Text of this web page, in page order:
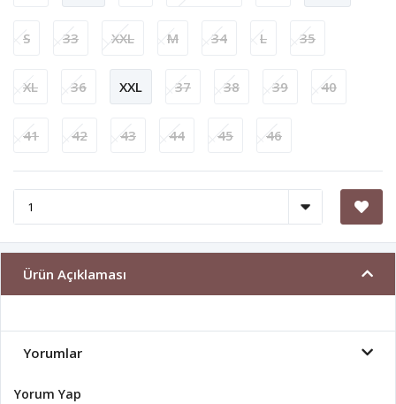
S 33 XXL M 34 L 35
XL 36 XXL 37 38 39 40
41 42 43 44 45 46
Ürün Açıklaması
Yorumlar
Yorum Yap